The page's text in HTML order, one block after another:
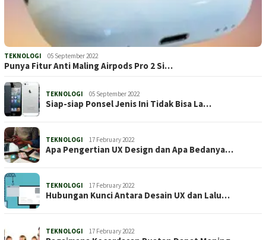
TEKNOLOGI 05 September 2022
Punya Fitur Anti Maling Airpods Pro 2 Si…
TEKNOLOGI 05 September 2022
Siap-siap Ponsel Jenis Ini Tidak Bisa La…
TEKNOLOGI 17 February 2022
Apa Pengertian UX Design dan Apa Bedanya…
TEKNOLOGI 17 February 2022
Hubungan Kunci Antara Desain UX dan Lalu…
TEKNOLOGI 17 February 2022